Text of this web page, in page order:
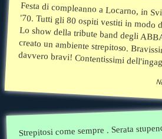
Festa di compleanno a Locarno, in Svizzera, dal tema ANNI '70. Tutti gli 80 ospiti vestiti in modo divertente ed estroso. Lo show della tribute
davvero bravi! Contentissimi
Strepitosi come sempre . Serata